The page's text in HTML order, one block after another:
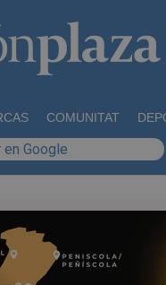
COMUNITAT
en Google